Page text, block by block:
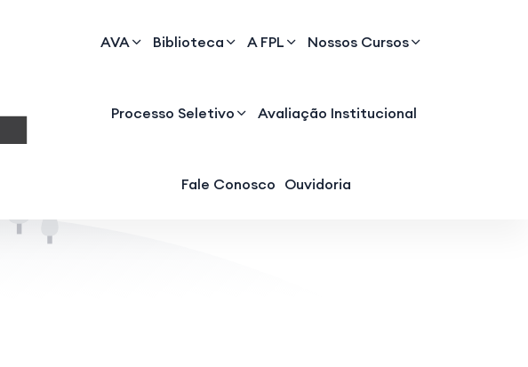
AVA Biblioteca A FPL Nossos Cursos
Processo Seletivo Avaliação Institucional
Fale Conosco Ouvidoria